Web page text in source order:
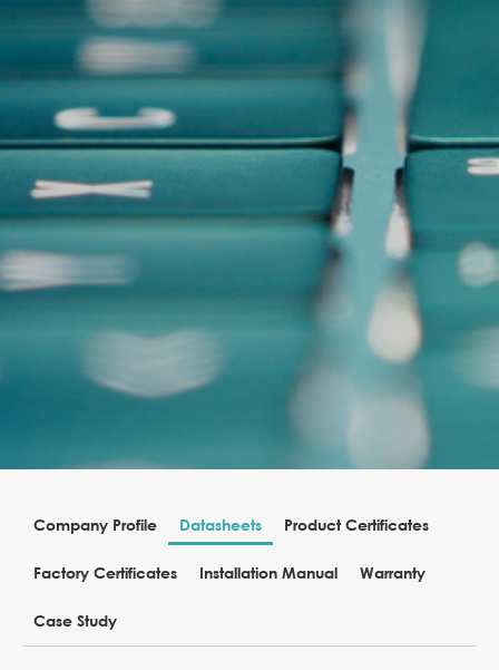
Company Profile Datasheets Product Certificates
Factory Certificates Installation Manual Warranty
Case Study